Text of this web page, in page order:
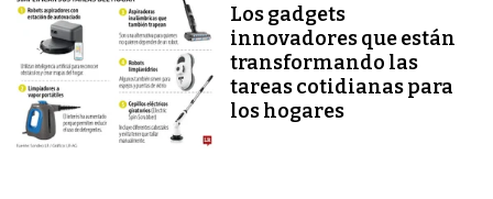
Los gadgets
innovadores que están
transformando las
tareas cotidianas para
los hogares